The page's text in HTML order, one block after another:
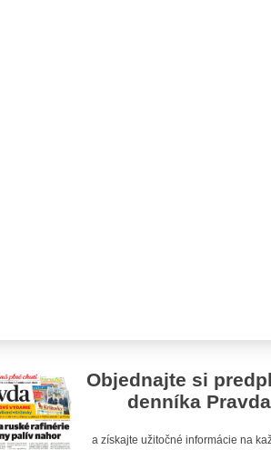
Objednajte si
denníka Pravda
a získajte užitočné informácie na